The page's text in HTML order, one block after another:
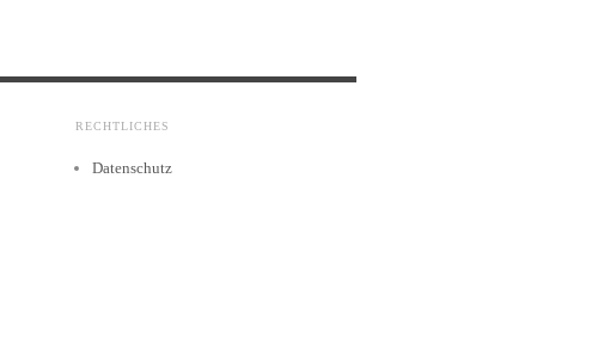
RECHTLICHES
Datenschutz